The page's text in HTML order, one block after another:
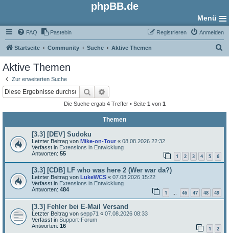
phpBB.de
Menü
FAQ Pastebin Anmelden
Registrieren
Startseite Community Suche Aktive Themen
Aktive Themen
Zur erweiterten Suche
Suche
Die Suche ergab 4 Treffer • Seite 1 von 1
Themen
[3.3] [DEV] Sudoku
Letzter Beitrag von Mike-on-Tour « 08.08.2026 22:32
Verfasst in Extensions in Entwicklung
Antworten: 55 1 2 3 4 5 6
[3.3] [CDB] LF who was here 2 (Wer war da?)
Letzter Beitrag von LukeWCS « 07.08.2026 15:22
Verfasst in Extensions in Entwicklung
Antworten: 484 1 … 46 47 48 49
[3.3] Fehler bei E-Mail Versand
Letzter Beitrag von sepp71 « 07.08.2026 08:33
Verfasst in Support-Forum
Antworten: 16 1 2